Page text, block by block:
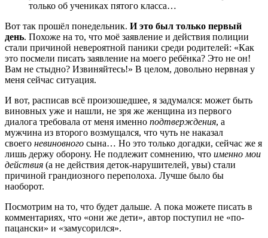
только об учениках пятого класса…
Вот так прошёл понедельник. И это был только первый
день. Похоже на то, что моё заявление и действия полиции
стали причиной невероятной паники среди родителей: «Как
это посмели писать заявление на моего ребёнка? Это не он!
Вам не стыдно? Извиняйтесь!» В целом, довольно нервная у
меня сейчас ситуация.
И вот, расписав всё произошедшее, я задумался: может быть
виновных уже и нашли, не зря же женщина из первого
диалога требовала от меня именно подтверждения, а
мужчина из второго возмущался, что чуть не наказал
своего невиновного сына… Но это только догадки, сейчас же я
лишь держу оборону. Не подлежит сомнению, что именно мои
действия (а не действия деток-нарушителей, увы) стали
причиной грандиозного переполоха. Лучше было бы
наоборот.
Посмотрим на то, что будет дальше. А пока можете писать в
комментариях, что «они же дети», автор поступил не «по-
пацански» и «замусорился».